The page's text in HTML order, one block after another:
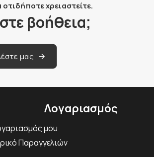
χρειαστείτε.
βοήθεια;
μας
Λογαριασμός
μου
Παραγγελιών